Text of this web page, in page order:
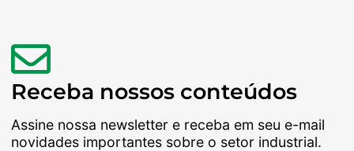
Receba nossos conteúdos
Assine nossa newsletter e receba em seu e-mail
novidades importantes sobre o setor industrial.